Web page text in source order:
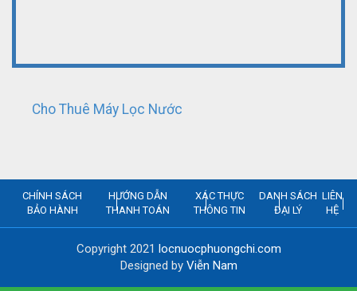
Cho Thuê Máy Lọc Nước
CHÍNH SÁCH
BẢO HÀNH
HƯỚNG DẪN
THANH TOÁN
XÁC THỰC
THÔNG TIN
DANH SÁCH
ĐẠI LÝ
LIÊN
HỆ
Copyright 2021 locnuocphuongchi.com
Designed by Viễn Nam